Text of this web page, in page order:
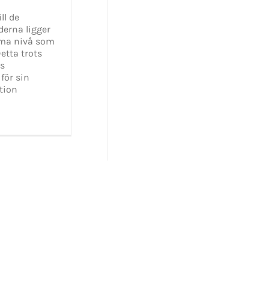
de
ligger
nivå som
trots
sin